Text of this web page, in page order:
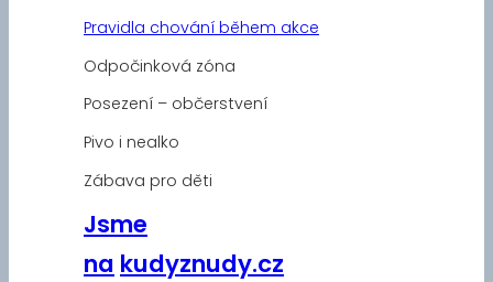
Pravidla chování během akce
Odpočinková zóna
Posezení – občerstvení
Pivo i nealko
Zábava pro děti
Jsme
na kudyznudy.cz